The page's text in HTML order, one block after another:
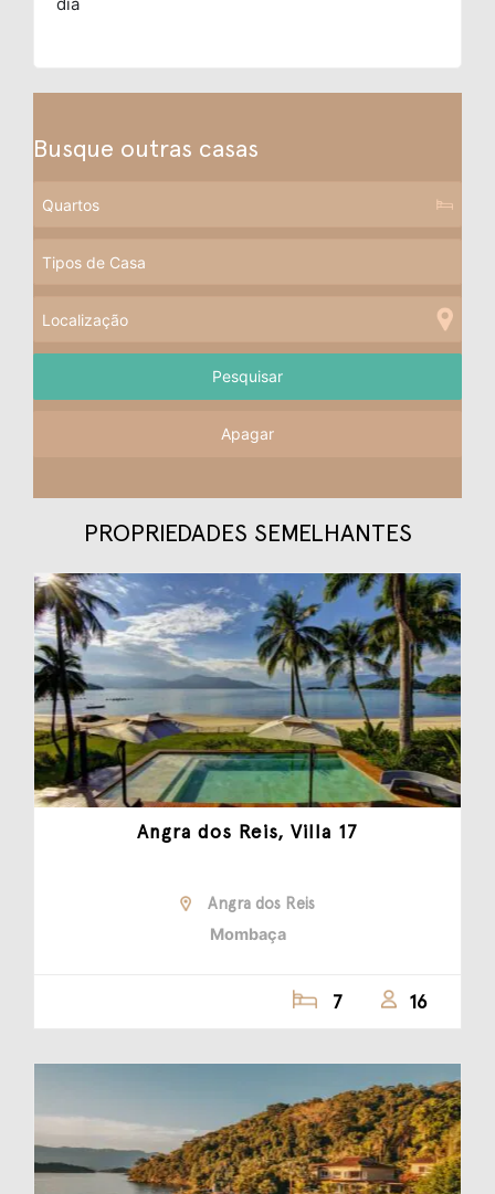
Busque outras casas
Apagar
PROPRIEDADES SEMELHANTES
Angra dos Reis, Villa 17
Angra dos Reis
Mombaça
7 16